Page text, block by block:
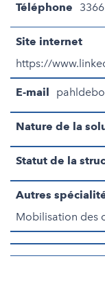
Téléphone
Site internet
https://
E-mail
Nature de la
Statut de la
Autres
Mobilisation des